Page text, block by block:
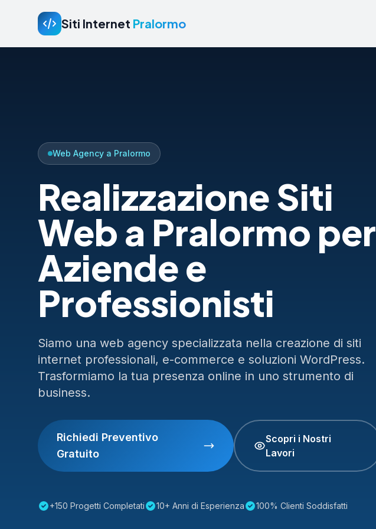
Siti Internet Pralormo
Web Agency a Pralormo
Realizzazione Siti
Web a Pralormo per
Aziende e
Professionisti
Siamo una web agency specializzata nella creazione di siti
internet professionali, e-commerce e soluzioni WordPress.
Trasformiamo la tua presenza online in uno strumento di
business.
Richiedi Preventivo
Gratuito
Scopri i Nostri
Lavori
+150 Progetti Completati 10+ Anni di Esperienza 100% Clienti Soddisfatti